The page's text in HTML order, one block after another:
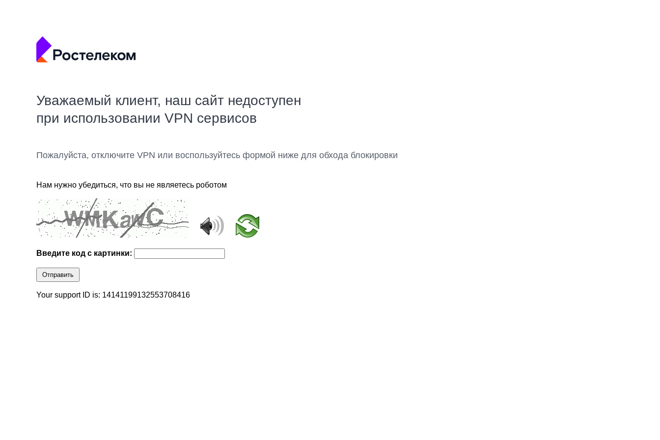
Уважаемый клиент, наш сайт недоступен
при использовании VPN сервисов
Пожалуйста, отключите VPN или воспользуйтесь формой ниже для обхода блокировки
Нам нужно убедиться, что вы не являетесь роботом
Введите код с картинки:
Отправить
Your support ID is: 14141199132553708416